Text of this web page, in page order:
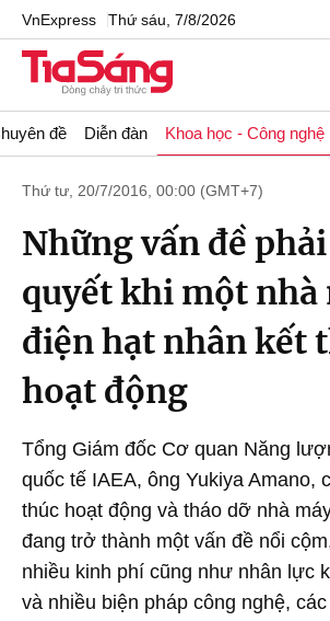
VnExpress Thứ sáu, 7/8/2026
đề Diễn đàn Khoa học - Công nghệ
Thứ tư, 20/7/2016, 00:00 (GMT+7)
Những vấn đề
quyết khi một nhà
điện hạt nhân kết
hoạt động
Tổng Giám đốc Cơ quan Năng
quốc tế IAEA, ông Yukiya Amano,
thúc hoạt động và tháo dỡ nhà
đang trở thành một vấn đề nổi
nhiều kinh phí cũng như nhân lực
và nhiều biện pháp công nghệ,